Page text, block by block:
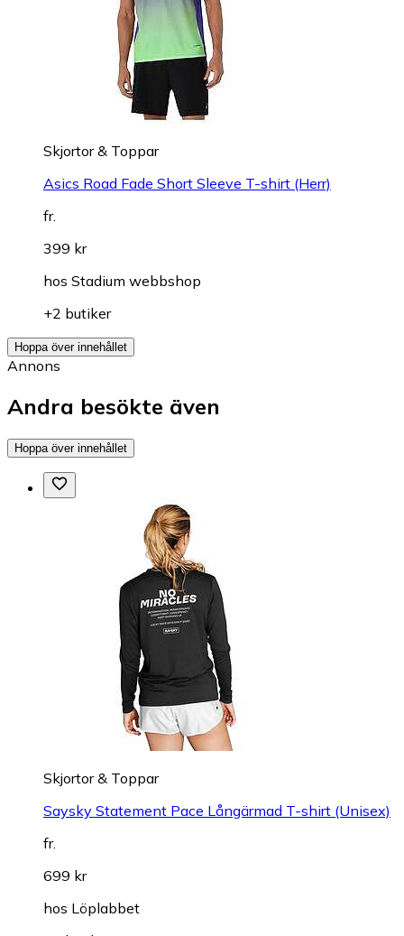
Skjortor & Toppar
Asics Road Fade Short Sleeve T-shirt (Herr)
fr.
399 kr
hos Stadium webbshop
+2 butiker
Hoppa över innehållet
Annons
Andra besökte även
Hoppa över innehållet
Skjortor & Toppar
Saysky Statement Pace Långärmad T-shirt (Unisex)
fr.
699 kr
hos Löplabbet